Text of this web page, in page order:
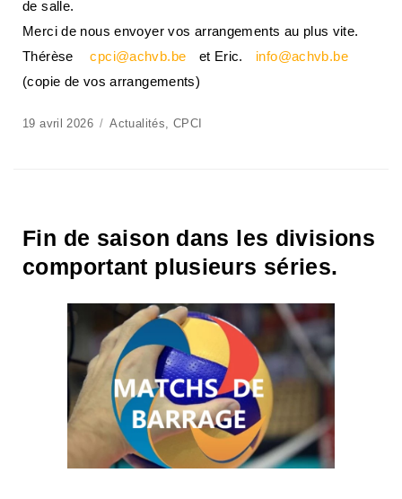
de salle.
Merci de nous envoyer vos arrangements au plus vite.
Thérèse
cpci@achvb.be et Eric.
info@achvb.be
(copie de vos arrangements)
19 avril 2026 Actualités, CPCI
Fin de saison dans les divisions
comportant plusieurs séries.